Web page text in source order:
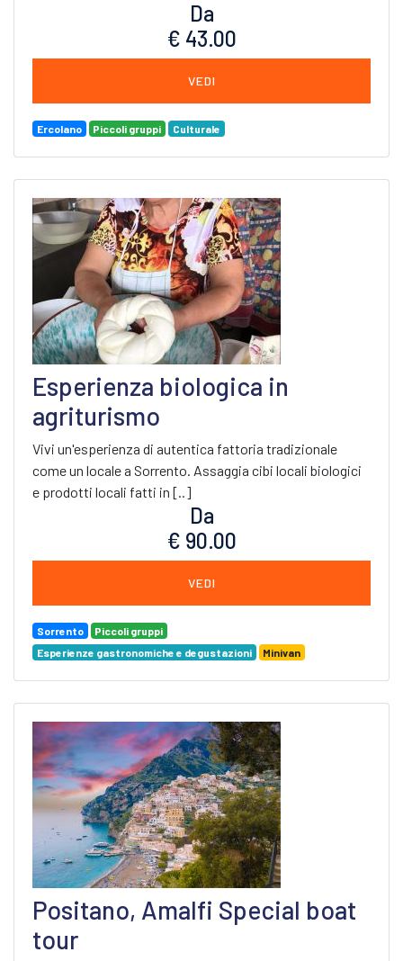
Da
€ 43.00
VEDI
Ercolano Piccoli gruppi Culturale
Esperienza biologica in
agriturismo
Vivi un'esperienza di autentica fattoria tradizionale
come un locale a Sorrento. Assaggia cibi locali biologici
e prodotti locali fatti in [..]
Da
€ 90.00
VEDI
Sorrento
Piccoli gruppi
Esperienze gastronomiche e degustazioni
Minivan
Positano, Amalfi Special boat
tour